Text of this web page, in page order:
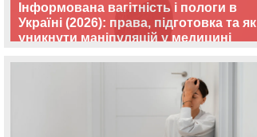
Інформована вагітність і пологи в
Україні (2026): права, підготовка та як
уникнути маніпуляцій у медицині